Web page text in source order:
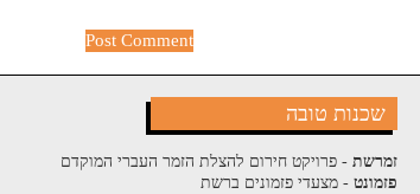
שכנות טובה
זמרשת- פרויקט חירום להצלת הזמר העברי המוקדם
פזמונט- מצעדי פזמונים ברשת